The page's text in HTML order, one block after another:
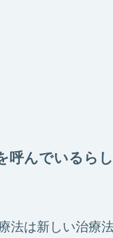
呼んでいるら
法は新しい治療